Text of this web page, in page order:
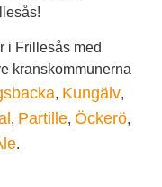
i Frillesås med
kranskommunerna
, Kungälv,
, Partille, Öckerö,
.